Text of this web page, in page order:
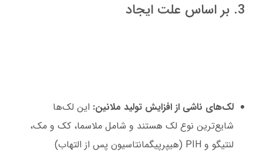
3. بر اساس علت ایجاد
لک‌های ناشی از افزایش تولید ملانین: این لک‌ها
شایع‌ترین نوع لک هستند و شامل ملاسما، کک و مک،
لنتیگو و PIH (هیپرپیگمانتاسیون پس از التهاب)